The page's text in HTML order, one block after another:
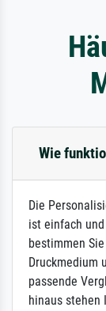
Wie
Die
ist einfach
bestimmen
Druckmedium
passende
hinaus stehen